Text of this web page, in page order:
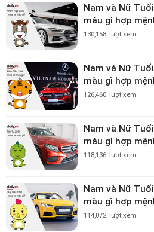
Nam và Nữ
màu gì hợp
130,158 lượt xem
Nam và Nữ
màu gì hợp
126,460 lượt xem
Nam và Nữ
màu gì hợp
118,136 lượt xem
Nam và Nữ
màu gì hợp
114,072 lượt xem